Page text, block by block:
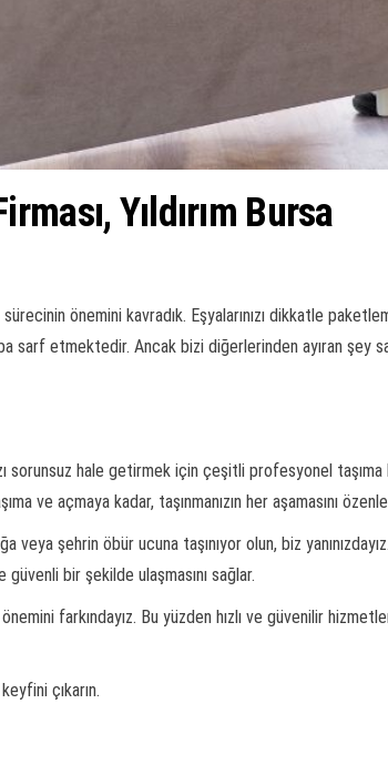
Yıldırım Bursa
önemini kavradık. Eşyalarınızı dikkatle
sarf etmektedir. Ancak bizi diğerlerinden ayıran
sorunsuz hale getirmek için çeşitli profesyonel
ve açmaya kadar, taşınmanızın her aşamasını
şehrin öbür ucuna taşınıyor olun, biz yanınızdayız.
bir şekilde ulaşmasını sağlar.
farkındayız. Bu yüzden hızlı ve güvenilir
çıkarın.